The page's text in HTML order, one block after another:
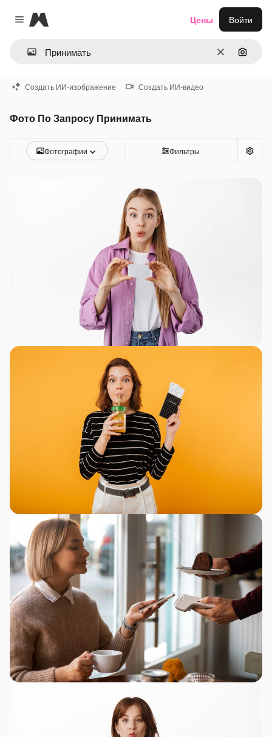
Close menu
Magnific
ОчиститьПоиск
Цены Войти
Создать ИИ-изображение Создать ИИ-видео
Фото По Запросу Принимать
Фотографии Фильтры